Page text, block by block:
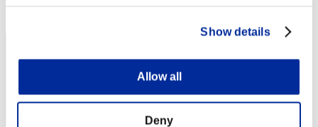
Show details
Allow all
Deny